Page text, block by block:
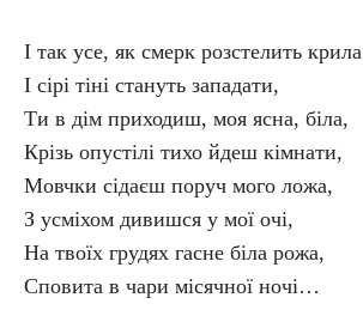
І так усе, як смерк розстелить крила
І сірі тіні стануть западати,
Ти в дім приходиш, моя ясна, біла,
Крізь опустілі тихо йдеш кімнати,
Мовчки сідаєш поруч мого ложа,
З усміхом дивишся у мої очі,
На твоїх грудях гасне біла рожа,
Сповита в чари місячної ночі…